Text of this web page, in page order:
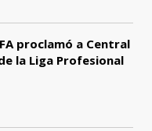
proclamó a Central
la Liga Profesional